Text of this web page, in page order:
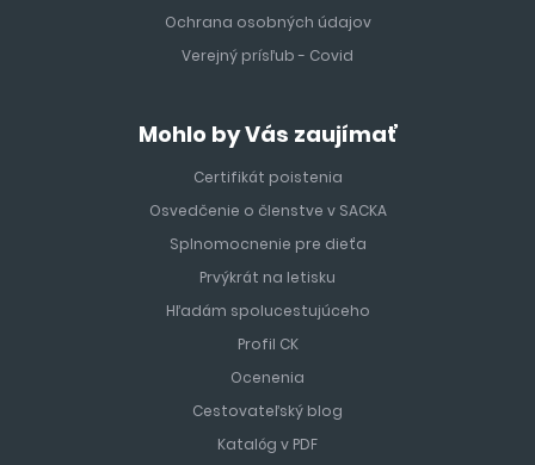
Ochrana osobných údajov
Verejný prísľub - Covid
Mohlo by Vás zaujímať
Certifikát poistenia
Osvedčenie o členstve v SACKA
Splnomocnenie pre dieťa
Prvýkrát na letisku
Hľadám spolucestujúceho
Profil CK
Ocenenia
Cestovateľský blog
Katalóg v PDF